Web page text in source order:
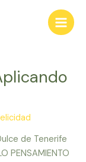
Main
de Tenerife
PENSAMIENTO